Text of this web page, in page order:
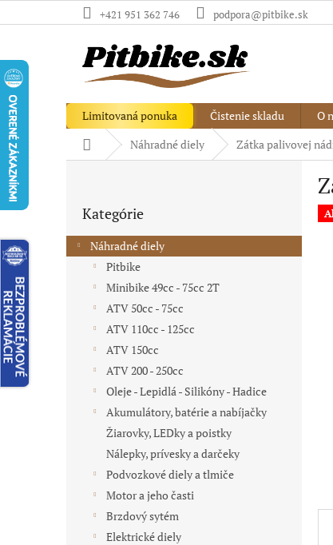
na
+421 951 362 746 podpora@pitbike.sk
Limitovaná ponuka Čistenie skladu O
DomovNáhradné diely Zátka palivovej
ý
p
kategórie
Kategórie
Náhradné diely
Pitbike
Minibike 49cc - 75cc 2T
ATV 50cc - 75cc
ATV 110cc - 125cc
ATV 150cc
ATV 200 - 250cc
Oleje - Lepidlá - Silikóny - Hadice
Akumulátory, batérie a nabíjačky
Žiarovky, LEDky a poistky
Nálepky, prívesky a darčeky
Podvozkové diely a tlmiče
Motor a jeho časti
Brzdový sytém
Elektrické diely